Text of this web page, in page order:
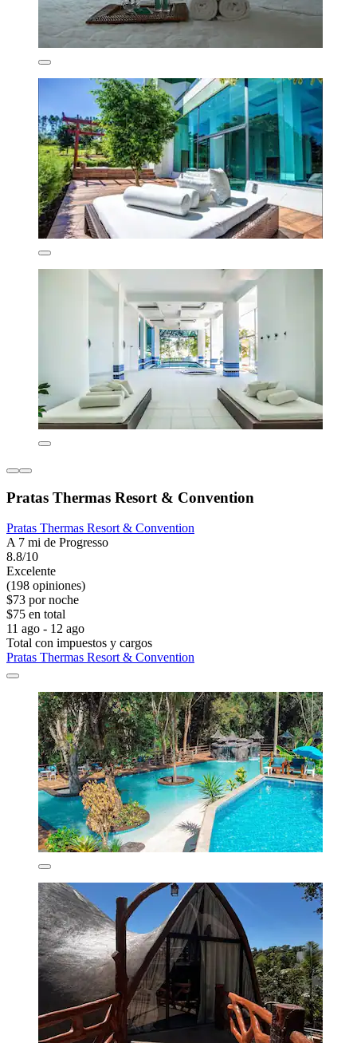
Pratas Thermas Resort & Convention
Pratas Thermas Resort & Convention
A 7 mi de Progresso
8.8/10
Excelente
(198 opiniones)
$73 por noche
$75 en total
11 ago - 12 ago
Total con impuestos y cargos
Pratas Thermas Resort & Convention